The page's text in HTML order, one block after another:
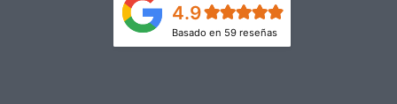
4.9
Basado en 59 reseñas